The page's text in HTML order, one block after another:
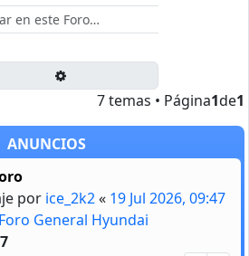
7 temas • Página1de1
ANUNCIOS
por ice_2k2« 19 Jul 2026, 09:47
Foro General Hyundai